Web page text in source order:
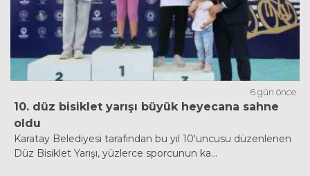
6 gün önce
10. düz bisiklet yarışı büyük heyecana sahne
oldu
Karatay Belediyesi tarafından bu yıl 10'uncusu düzenlenen
Düz Bisiklet Yarışı, yüzlerce sporcunun ka...